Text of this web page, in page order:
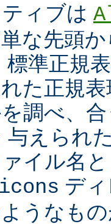
ィブは
な先頭
準正規
た正規
調べ、
与えられ
イル名
デ
うなも